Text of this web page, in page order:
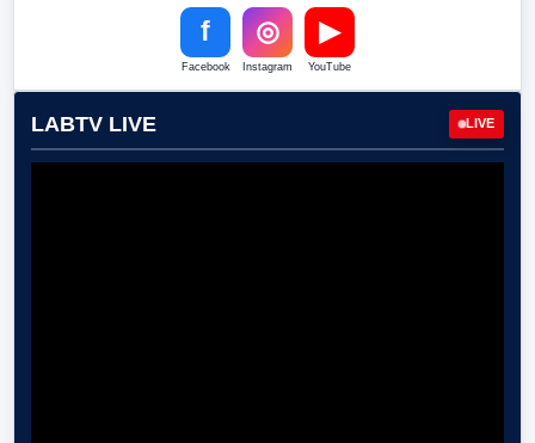
f
Facebook
◎
Instagram
▶
YouTube
LABTV LIVE LIVE